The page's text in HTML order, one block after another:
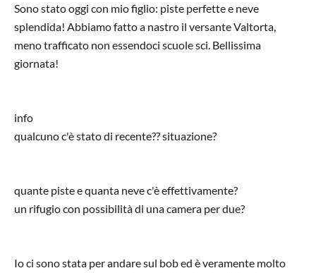
Sono stato oggi con mio figlio: piste perfette e neve
splendida! Abbiamo fatto a nastro il versante Valtorta,
meno trafficato non essendoci scuole sci. Bellissima
giornata!
info
qualcuno c'è stato di recente?? situazione?
quante piste e quanta neve c'è effettivamente?
un rifugio con possibilità di una camera per due?
Io ci sono stata per andare sul bob ed è veramente molto